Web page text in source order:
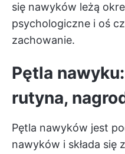
się nawyków leżą
psychologiczne i oś
zachowanie.
Pętla
rutyna,
Pętla nawyków jest
nawyków i składa